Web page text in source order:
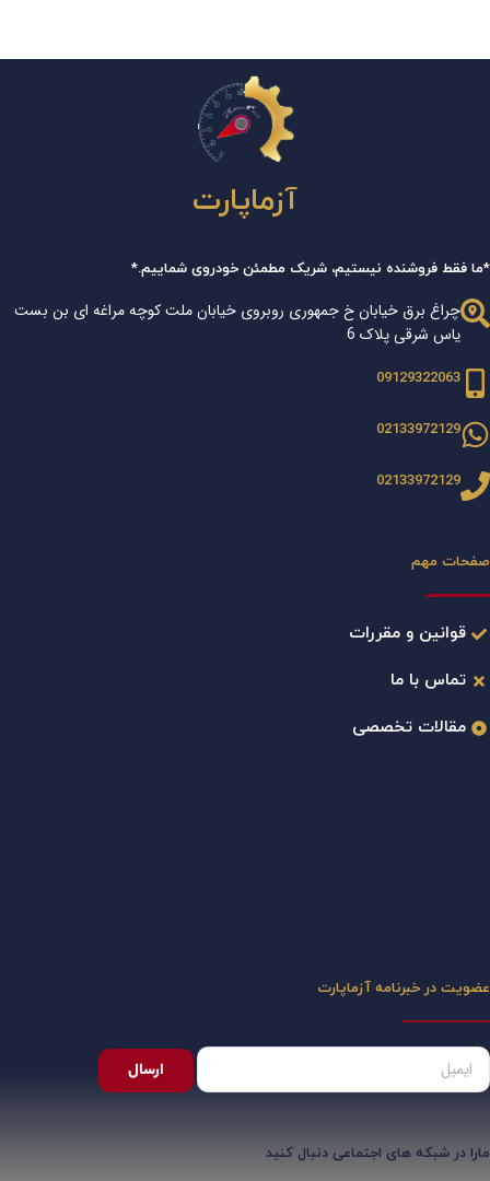
آزماپارت
*ما فقط فروشنده نیستیم، شریک مطمئن خودروی شماییم.*
چراغ برق خیابان خ جمهوری روبروی خیابان ملت کوچه مراغه ای بن بست
یاس شرقی پلاک 6
09129322063
02133972129
02133972129
صفحات مهم
قوانین و مقررات
تماس با ما
مقالات تخصصی
عضویت در خبرنامه آزماپارت
ارسال
مارا در شبکه های اجتماعی دنبال کنید